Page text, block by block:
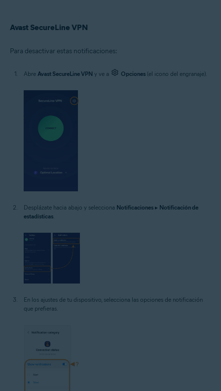
Avast SecureLine VPN
Para desactivar estas notificaciones:
Abre Avast SecureLine VPN y ve a Opciones (el icono del engranaje).
Desplázate hacia abajo y selecciona Notificaciones ▸ Notificación de
estadísticas.
En los ajustes de tu dispositivo, selecciona las opciones de notificación
que prefieras.